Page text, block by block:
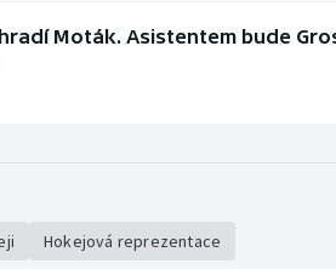
Moták. Asistentem bude
Hokejová reprezentace